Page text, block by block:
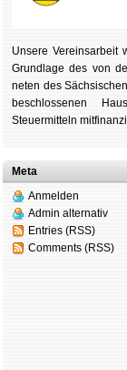
Unsere Ver­eins­ar­beit
Grund­lage des von
ne­ten des
be­schlos­se­nen
Steu­er­mitteln
Meta
Anmelden
Admin alternativ
Entries (RSS)
Comments (RSS)